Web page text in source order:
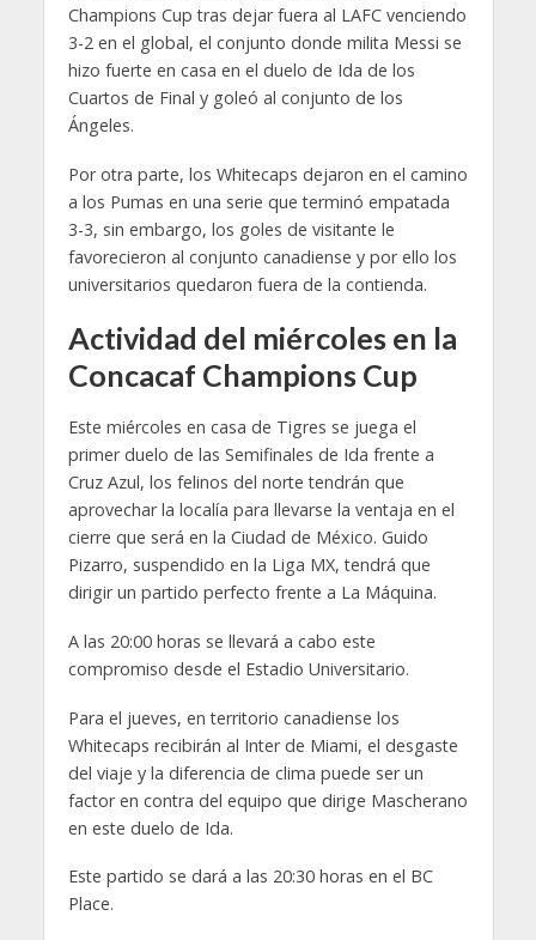
Champions Cup tras dejar fuera al LAFC venciendo
3-2 en el global, el conjunto donde milita Messi se
hizo fuerte en casa en el duelo de Ida de los
Cuartos de Final y goleó al conjunto de los
Ángeles.
Por otra parte, los Whitecaps dejaron en el camino
a los Pumas en una serie que terminó empatada
3-3, sin embargo, los goles de visitante le
favorecieron al conjunto canadiense y por ello los
universitarios quedaron fuera de la contienda.
Actividad del miércoles en la
Concacaf Champions Cup
Este miércoles en casa de Tigres se juega el
primer duelo de las Semifinales de Ida frente a
Cruz Azul, los felinos del norte tendrán que
aprovechar la localía para llevarse la ventaja en el
cierre que será en la Ciudad de México. Guido
Pizarro, suspendido en la Liga MX, tendrá que
dirigir un partido perfecto frente a La Máquina.
A las 20:00 horas se llevará a cabo este
compromiso desde el Estadio Universitario.
Para el jueves, en territorio canadiense los
Whitecaps recibirán al Inter de Miami, el desgaste
del viaje y la diferencia de clima puede ser un
factor en contra del equipo que dirige Mascherano
en este duelo de Ida.
Este partido se dará a las 20:30 horas en el BC
Place.